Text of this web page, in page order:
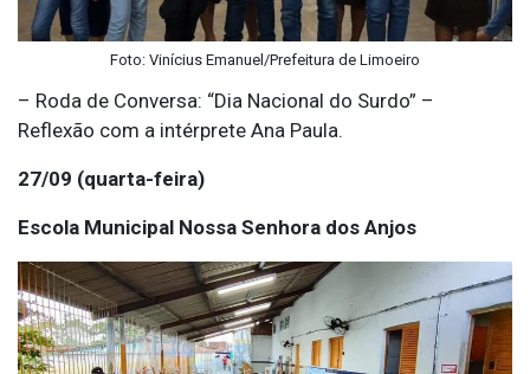
Foto: Vinícius Emanuel/Prefeitura de Limoeiro
– Roda de Conversa: “Dia Nacional do Surdo” –
Reflexão com a intérprete Ana Paula.
27/09 (quarta-feira)
Escola Municipal Nossa Senhora dos Anjos